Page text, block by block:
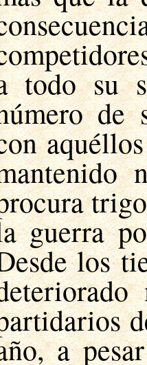
todo su
de
guerra
los
a